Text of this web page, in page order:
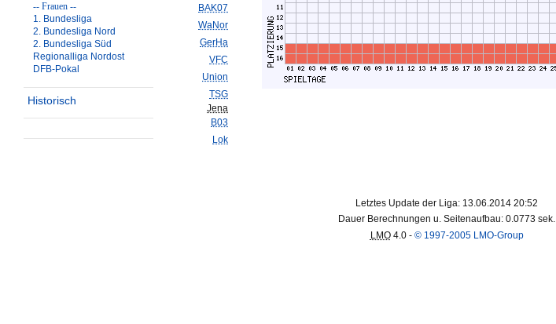
-- Frauen --
1. Bundesliga
2. Bundesliga Nord
2. Bundesliga Süd
Regionalliga Nordost
DFB-Pokal
Historisch
BAK07
WaNor
GerHa
VFC
Union
TSG
Jena
B03
Lok
Letztes Update der Liga: 13.06.2014 20:52
Dauer Berechnungen u. Seitenaufbau: 0.0773 sek.
LMO4.0 - © 1997-2005 LMO-Group